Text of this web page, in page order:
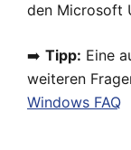
den Microsoft
➡️ Tipp: Eine
weiteren
Windows FAQ